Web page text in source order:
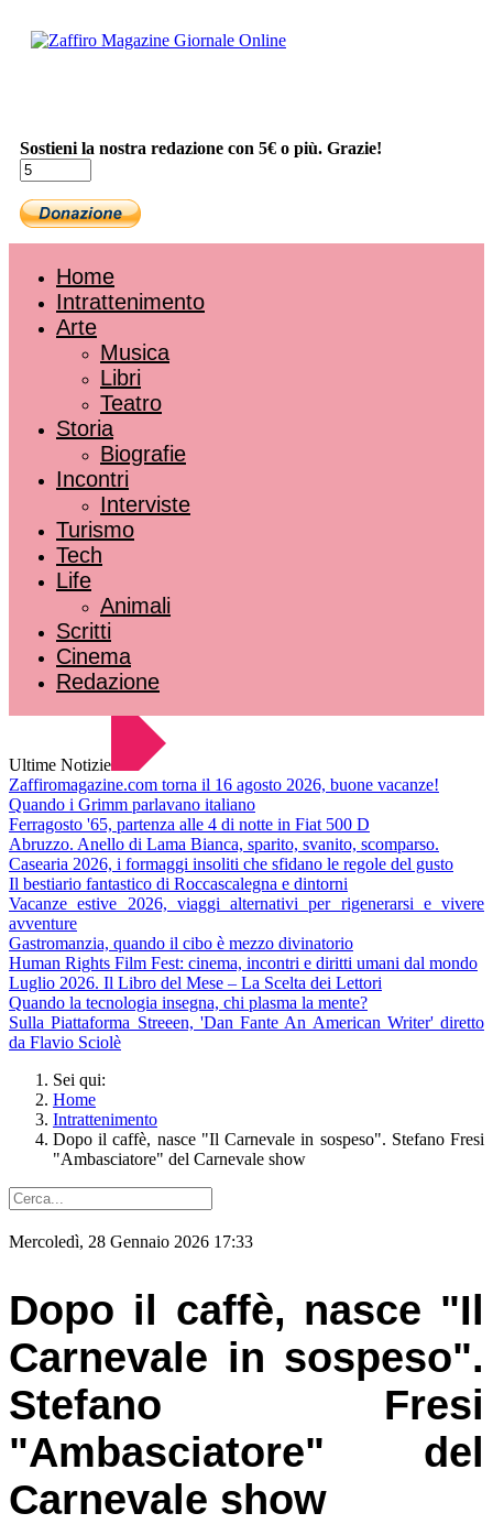
Sostieni la nostra redazione con 5€ o più. Grazie!
Home
Intrattenimento
Arte
Musica
Libri
Teatro
Storia
Biografie
Incontri
Interviste
Turismo
Tech
Life
Animali
Scritti
Cinema
Redazione
Ultime Notizie
Zaffiromagazine.com torna il 16 agosto 2026, buone vacanze!
Quando i Grimm parlavano italiano
Ferragosto '65, partenza alle 4 di notte in Fiat 500 D
Abruzzo. Anello di Lama Bianca, sparito, svanito, scomparso.
Casearia 2026, i formaggi insoliti che sfidano le regole del gusto
Il bestiario fantastico di Roccascalegna e dintorni
Vacanze estive 2026, viaggi alternativi per rigenerarsi e vivere
avventure
Gastromanzia, quando il cibo è mezzo divinatorio
Human Rights Film Fest: cinema, incontri e diritti umani dal mondo
Luglio 2026. Il Libro del Mese – La Scelta dei Lettori
Quando la tecnologia insegna, chi plasma la mente?
Sulla Piattaforma Streeen, 'Dan Fante An American Writer' diretto
da Flavio Sciolè
Sei qui:
Home
Intrattenimento
Dopo il caffè, nasce "Il Carnevale in sospeso". Stefano Fresi
"Ambasciatore" del Carnevale show
Mercoledì, 28 Gennaio 2026 17:33
Dopo il caffè, nasce "Il
Carnevale in sospeso".
Stefano Fresi
"Ambasciatore" del
Carnevale show